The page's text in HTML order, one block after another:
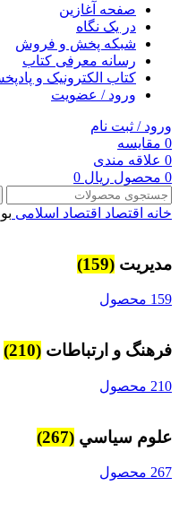
صفحه آغازین
در یک نگاه
شبکه پخش و فروش
رسانه معرفی کتاب
کتاب الکترونیک و
ورود / عضویت
ورود / ثبت نام
0 مقایسه
0 علاقه مندی
0 محصول ریال
خانه اقتصاد اقتصاد اسلامی
مديريت (159)
159 محصول
فرهنگ و ارتباطات (210)
210 محصول
علوم سياسي (267)
267 محصول